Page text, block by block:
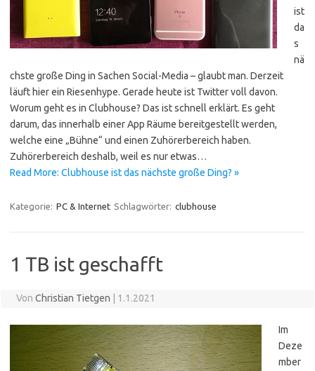
ist
da
s
nä
chste große Ding in Sachen Social-Media – glaubt man. Derzeit
läuft hier ein Riesenhype. Gerade heute ist Twitter voll davon.
Worum geht es in Clubhouse? Das ist schnell erklärt. Es geht
darum, das innerhalb einer App Räume bereitgestellt werden,
welche eine „Bühne“ und einen Zuhörerbereich haben.
Zuhörerbereich deshalb, weil es nur etwas…
Read More: Clubhouse ist das nächste große Ding? »
Kategorie: PC & Internet Schlagwörter: clubhouse
1 TB ist geschafft
Von Christian Tietgen | 1.1.2021
Im
Deze
mber